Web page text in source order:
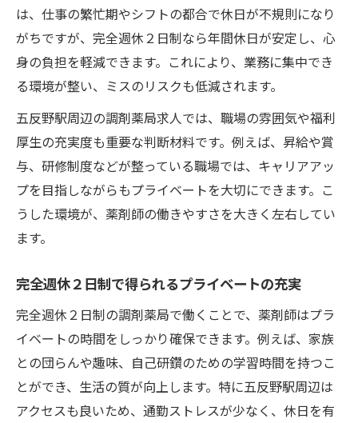
は、仕事の繁忙期やシフトの都合で休日が不規則になり
がちですが、完全週休２日制なら年間休日が安定し、心
身の負担を軽減できます。これにより、業務に集中でき
る環境が整い、ミスのリスクも低減されます。
五反野駅周辺の調剤薬局求人では、職場の雰囲気や福利
厚生の充実度も重要な判断材料です。例えば、昇給や賞
与、研修制度などが整っている職場では、キャリアアッ
プを目指しながらもプライベートを大切にできます。こ
うした環境が、薬剤師の働きやすさを大きく左右してい
ます。
完全週休２日制で得られるプライベートの充実
完全週休２日制の調剤薬局で働くことで、薬剤師はプラ
イベートの時間をしっかり確保できます。例えば、家族
との団らんや趣味、自己研鑽のための学習時間を持つこ
とができ、生活の質が向上します。特に五反野駅周辺は
アクセスも良いため、通勤ストレスが少なく、休日を有